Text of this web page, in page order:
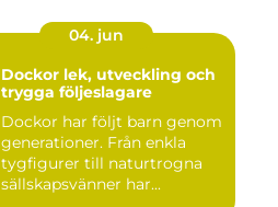
04. jun
Dockor lek, utveckling och
trygga följeslagare
Dockor har följt barn genom
generationer. Från enkla
tygfigurer till naturtrogna
sällskapsvänner har...